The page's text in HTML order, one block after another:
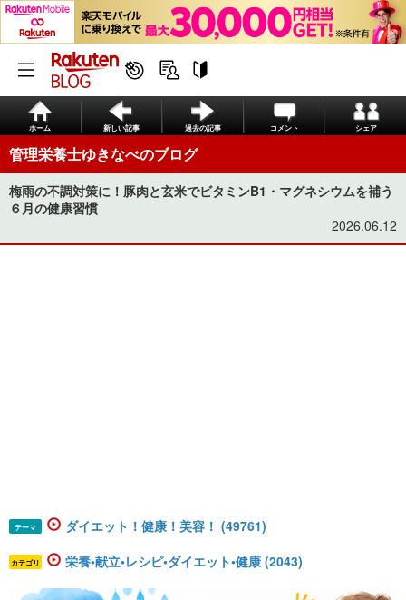
ホーム 新しい記事 過去の記事 コメント シェア
管理栄養士ゆきなべのブログ
梅雨の不調対策に！豚肉と玄米でビタミンB1・マグネシウムを補う
６月の健康習慣
2026.06.12
テーマ ダイエット！健康！美容！ (49761)
カテゴリ 栄養•献立•レシピ•ダイエット•健康 (2043)